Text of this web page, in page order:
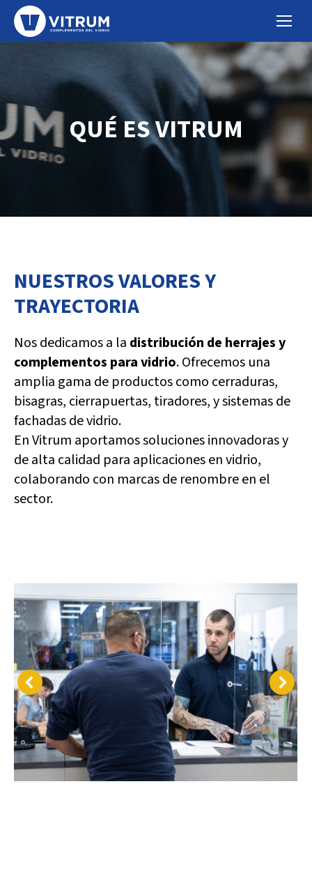
QUÉ ES VITRUM
NUESTROS VALORES Y
TRAYECTORIA
Nos dedicamos a la distribución de herrajes y
complementos para vidrio. Ofrecemos una
amplia gama de productos como cerraduras,
bisagras, cierrapuertas, tiradores, y sistemas de
fachadas de vidrio.
En Vitrum aportamos soluciones innovadoras y
de alta calidad para aplicaciones en vidrio,
colaborando con marcas de renombre en el
sector.